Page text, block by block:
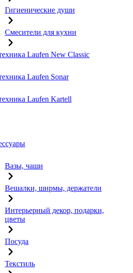
Гигиенические души
Смесители для кухни
Laufen New Classic
Laufen Sonar
Laufen Kartell
Вазы, чаши
Вешалки, ширмы, держатели
Интерьерный декор, подарки,
цветы
Посуда
Текстиль